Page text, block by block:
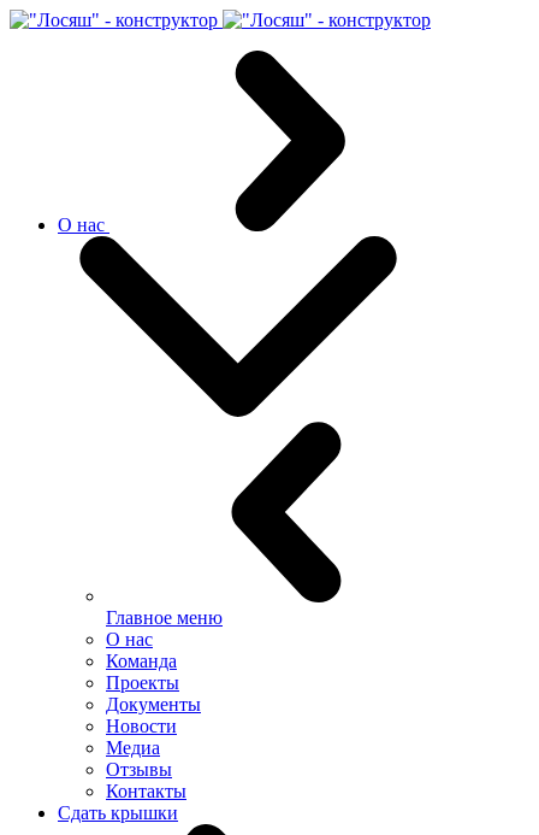
О нас
Главное меню
О нас
Команда
Проекты
Документы
Новости
Медиа
Отзывы
Контакты
Сдать крышки